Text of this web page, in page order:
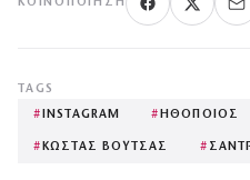
ΚΟΙΝΟΠΟΊΗΣΗ
TAGS
# INSTAGRAM # ΗΘΟΠΟΙΟΣ
# ΚΩΣΤΑΣ ΒΟΥΤΣΑΣ #